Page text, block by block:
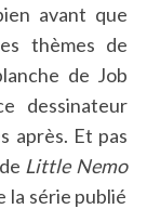
avant que
thèmes de
de Job
dessinateur
après. Et pas
Little Nemo
la série publié